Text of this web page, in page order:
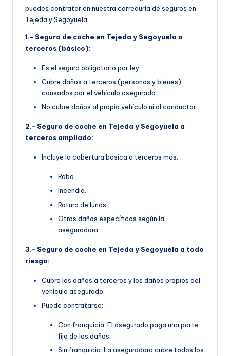
puedes contratar en nuestra correduría de seguros en
Tejeda y Segoyuela:
1.- Seguro de coche en Tejeda y Segoyuela a
terceros (básico):
Es el seguro obligatorio por ley.
Cubre daños a terceros (personas y bienes)
causados por el vehículo asegurado.
No cubre daños al propio vehículo ni al conductor.
2.- Seguro de coche en Tejeda y Segoyuela a
terceros ampliado:
Incluye la cobertura básica a terceros más:
Robo.
Incendio.
Rotura de lunas.
Otros daños específicos según la
aseguradora.
3.- Seguro de coche en Tejeda y Segoyuela a todo
riesgo:
Cubre los daños a terceros y los daños propios del
vehículo asegurado.
Puede contratarse:
Con franquicia: El asegurado paga una parte
fija de los daños.
Sin franquicia: La aseguradora cubre todos los